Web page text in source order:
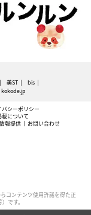
美ST
bis
kokode.jp
バシーポリシー
載について
情報提供 お問い合わせ
コンテンツ使用許諾を得た正
です。